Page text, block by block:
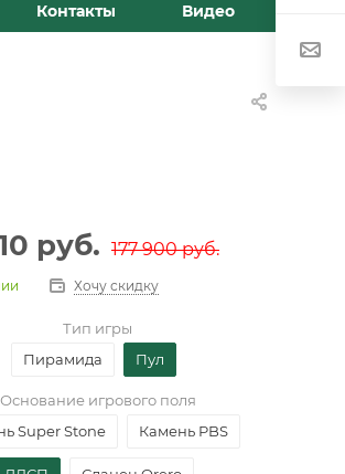
Контакты Видео
руб. 177 900руб.
Хочу скидку
Тип игры
Пирамида
Пул
Основание игрового поля
Super Stone
Камень PBS